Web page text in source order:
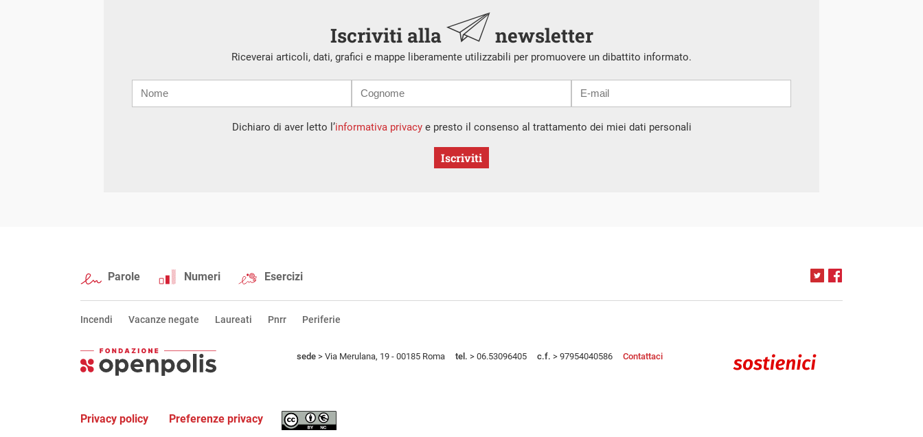
Iscriviti alla newsletter
Riceverai articoli, dati, grafici e mappe liberamente utilizzabili per promuovere un dibattito informato.
mail
Dichiaro di aver letto l’informativa privacye presto il consenso al trattamento dei miei dati personali
Iscriviti
Parole Numeri Esercizi
Incendi Vacanze negate Laureati Pnrr Periferie
sede > Via Merulana, 19 - 00185 Roma tel. > 06.53096405 c.f. > 97954040586 Contattaci
Privacy policy Preferenze privacy